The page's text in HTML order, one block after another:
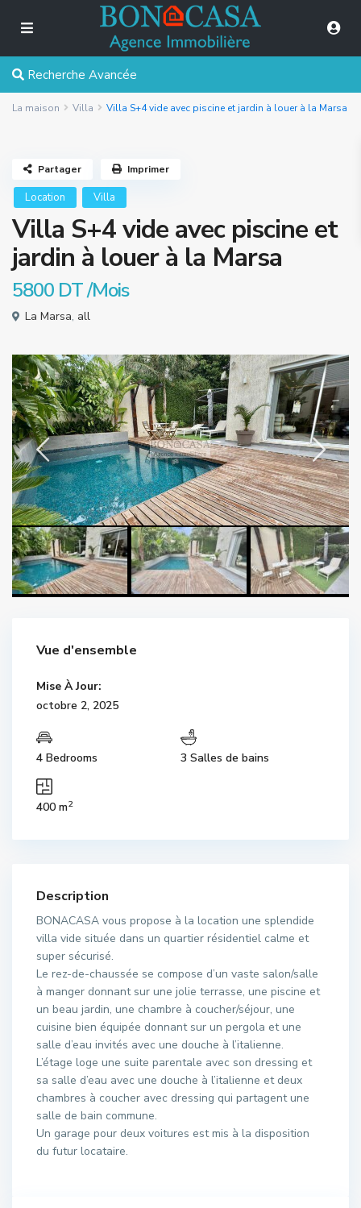
Recherche Avancée
La maison Villa Villa S+4 vide avec piscine et jardin à louer à la Marsa
Location Villa
Villa S+4 vide avec piscine et
jardin à louer à la Marsa
5800 DT/Mois
La Marsa, all
Partager Imprimer
Vue d'ensemble
Mise À Jour:
octobre 2, 2025
4 Bedrooms 3 Salles de bains
400 m2
Description
BONACASA vous propose à la location une splendide
villa vide située dans un quartier résidentiel calme et
super sécurisé.
Le rez-de-chaussée se compose d’un vaste salon/salle
à manger donnant sur une jolie terrasse, une piscine et
un beau jardin, une chambre à coucher/séjour, une
cuisine bien équipée donnant sur un pergola et une
salle d’eau invités avec une douche à l’italienne.
L’étage loge une suite parentale avec son dressing et
sa salle d’eau avec une douche à l’italienne et deux
chambres à coucher avec dressing qui partagent une
salle de bain commune.
Un garage pour deux voitures est mis à la disposition
du futur locataire.